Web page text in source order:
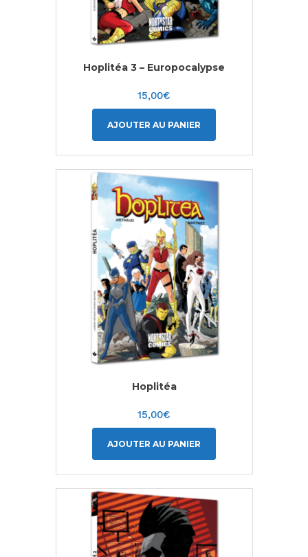
Hoplitéa 3 – Europocalypse
15,00€
AJOUTER AU PANIER
Hoplitéa
15,00€
AJOUTER AU PANIER